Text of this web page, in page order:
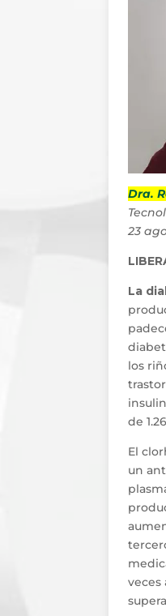
Dra.
23
La
los
de
El
un
veces